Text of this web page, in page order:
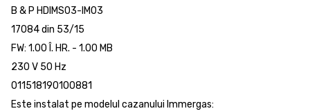
B & P HDIMS03-IM03
17084 din 53/15
FW: 1.00 Î. HR. - 1.00 MB
230 V 50 Hz
011518190100881
Este instalat pe modelul cazanului Immergas: